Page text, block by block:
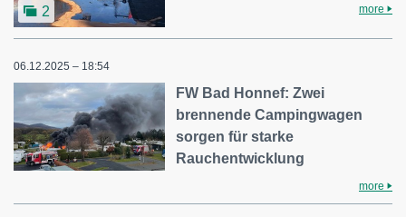
2 more
06.12.2025 – 18:54
FW Bad Honnef: Zwei
brennende Campingwagen
sorgen für starke
Rauchentwicklung
more